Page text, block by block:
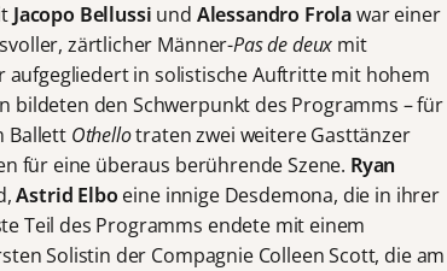
Jacopo Bellussi und Alessandro Frolawar einer
zärtlicher Männer-Pas de deux mit
aufgegliedert in solistische Auftritte mit hohem
bildeten den Schwerpunkt des Programms – für
Ballett Othellotraten zwei weitere Gasttänzer
für eine überaus berührende Szene. Ryan
Astrid Elbo eine innige Desdemona, die in ihrer
Teil des Programms endete mit einem
Solistin der Compagnie Colleen Scott, die am